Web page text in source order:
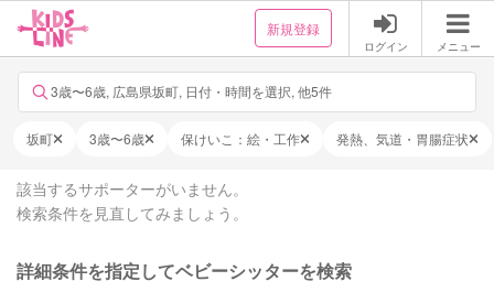
新規登録
ログイン メニュー
3歳〜6歳, 広島県坂町, 日付・時間を選択, 他5件
坂町 3歳〜6歳 保けいこ：絵・工作 発熱、気道・胃腸症状
該当するサポーターがいません。
検索条件を見直してみましょう。
詳細条件を指定してベビーシッターを検索